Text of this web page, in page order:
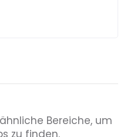
Bereiche, um
zu finden.